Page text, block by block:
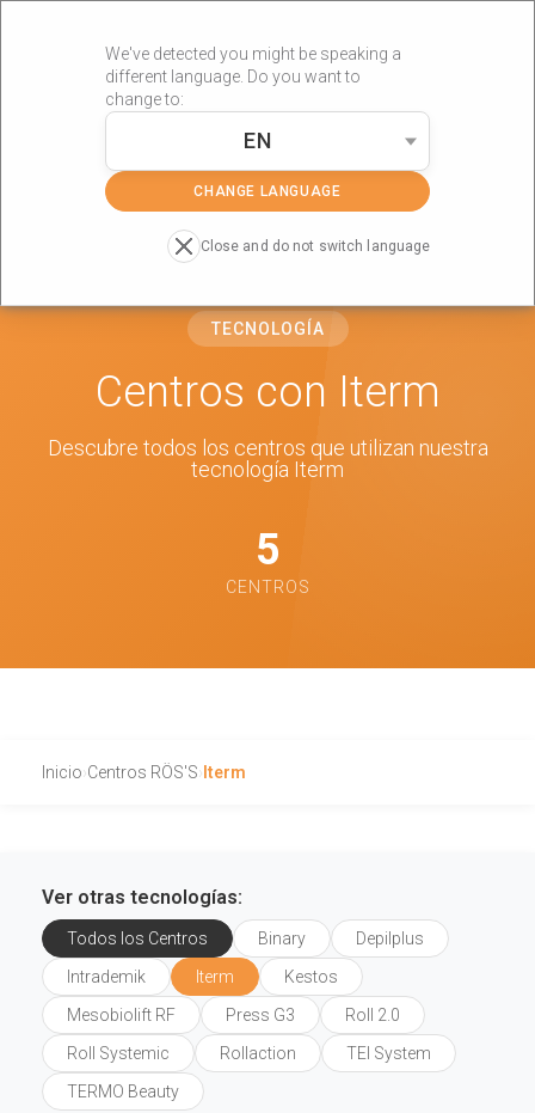
We've detected you might be speaking a
different language. Do you want to
change to:
EN
CHANGE LANGUAGE
Close and do not switch language
»
TECNOLOGÍA
Centros con Iterm
Descubre todos los centros que utilizan nuestra
tecnología Iterm
5
CENTROS
Inicio›Centros RÖS'S› Iterm
Ver otras tecnologías:
Todos los Centros Binary
Depilplus
Intrademik
Iterm
Kestos
Mesobiolift RF
Press G3
Roll 2.0
Roll Systemic
Rollaction
TEI System
TERMO Beauty